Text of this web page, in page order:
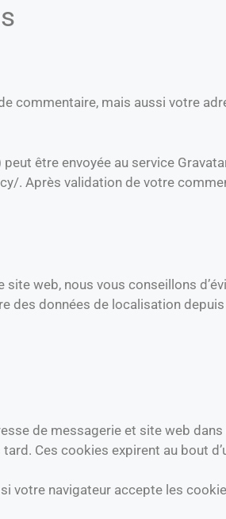
commentaire, mais aussi votre
être envoyée au service
. Après validation de votre
web, nous vous conseillons
des données de localisation
de messagerie et site web
Ces cookies expirent au bout
votre navigateur accepte les